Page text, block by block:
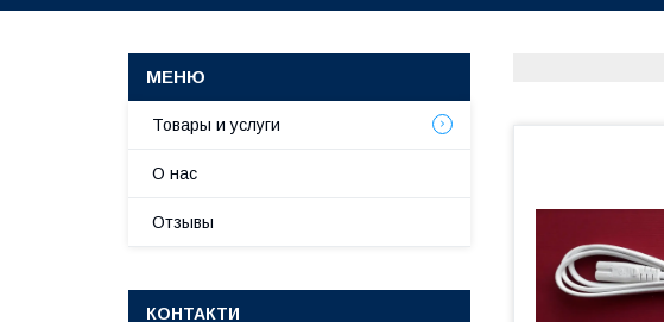
Товары и услуги
О нас
Отзывы
КОНТАКТИ